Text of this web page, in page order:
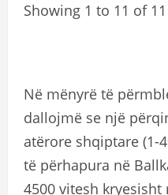
Showing 1 to 11 of
Në mënyrë të
dallojmë se një
atërore shqiptare (1-
të përhapura në
4500 vitesh